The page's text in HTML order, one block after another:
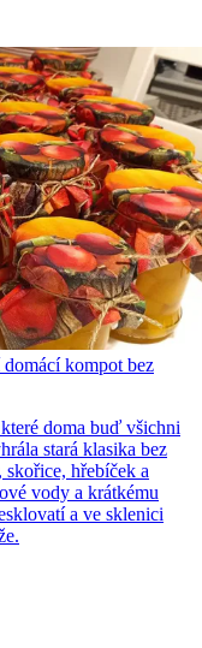
kompot bez
doma buď všichni
stará klasika bez
hřebíček a
vody a krátkému
a ve sklenici